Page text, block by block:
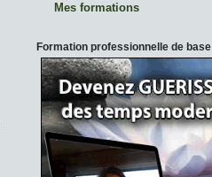
Mes formations
Formation professionnelle de base